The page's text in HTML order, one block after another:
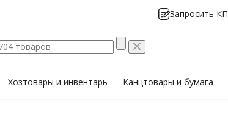
Запросить КП
Хозтоварыи инвентарь Канцтовары и бумага